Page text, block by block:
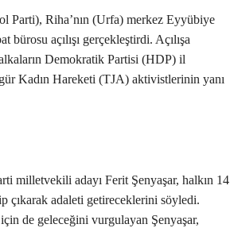
Parti), Riha’nın (Urfa) merkez Eyyübiye
bürosu açılışı gerçekleştirdi. Açılışa
Demokratik Partisi (HDP) il
Kadın Hareketi (TJA) aktivistlerinin yanı
milletvekili adayı Ferit Şenyaşar, halkın 14
çıkarak adaleti getireceklerini söyledi.
de geleceğini vurgulayan Şenyaşar,